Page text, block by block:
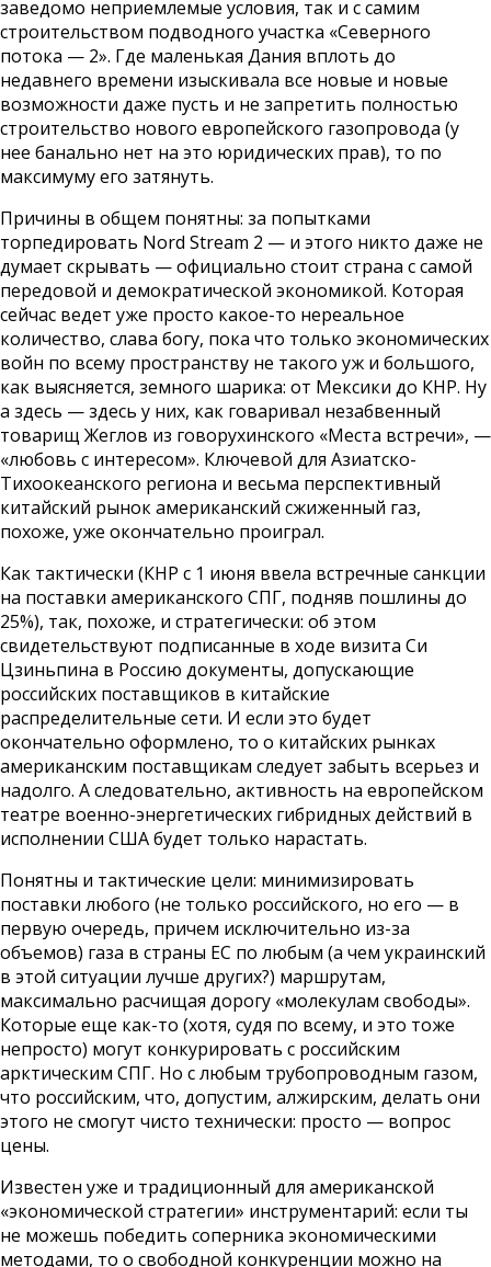
заведомо неприемлемые условия, так и с самим
строительством подводного участка «Северного
потока — 2». Где маленькая Дания вплоть до
недавнего времени изыскивала все новые и новые
возможности даже пусть и не запретить полностью
строительство нового европейского газопровода (у
нее банально нет на это юридических прав), то по
максимуму его затянуть.
Причины в общем понятны: за попытками
торпедировать Nord Stream 2 — и этого никто даже не
думает скрывать — официально стоит страна с самой
передовой и демократической экономикой. Которая
сейчас ведет уже просто какое-то нереальное
количество, слава богу, пока что только экономических
войн по всему пространству не такого уж и большого,
как выясняется, земного шарика: от Мексики до КНР. Ну
а здесь — здесь у них, как говаривал незабвенный
товарищ Жеглов из говорухинского «Места встречи», —
«любовь с интересом». Ключевой для Азиатско-
Тихоокеанского региона и весьма перспективный
китайский рынок американский сжиженный газ,
похоже, уже окончательно проиграл.
Как тактически (КНР с 1 июня ввела встречные санкции
на поставки американского СПГ, подняв пошлины до
25%), так, похоже, и стратегически: об этом
свидетельствуют подписанные в ходе визита Си
Цзиньпина в Россию документы, допускающие
российских поставщиков в китайские
распределительные сети. И если это будет
окончательно оформлено, то о китайских рынках
американским поставщикам следует забыть всерьез и
надолго. А следовательно, активность на европейском
театре военно-энергетических гибридных действий в
исполнении США будет только нарастать.
Понятны и тактические цели: минимизировать
поставки любого (не только российского, но его — в
первую очередь, причем исключительно из-за
объемов) газа в страны ЕС по любым (а чем украинский
в этой ситуации лучше других?) маршрутам,
максимально расчищая дорогу «молекулам свободы».
Которые еще как-то (хотя, судя по всему, и это тоже
непросто) могут конкурировать с российским
арктическим СПГ. Но с любым трубопроводным газом,
что российским, что, допустим, алжирским, делать они
этого не смогут чисто технически: просто — вопрос
цены.
Известен уже и традиционный для американской
«экономической стратегии» инструментарий: если ты
не можешь победить соперника экономическими
методами, то о свободной конкуренции можно на